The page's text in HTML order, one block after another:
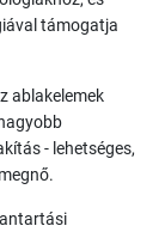
támogatja
ablakelemek
- lehetséges,